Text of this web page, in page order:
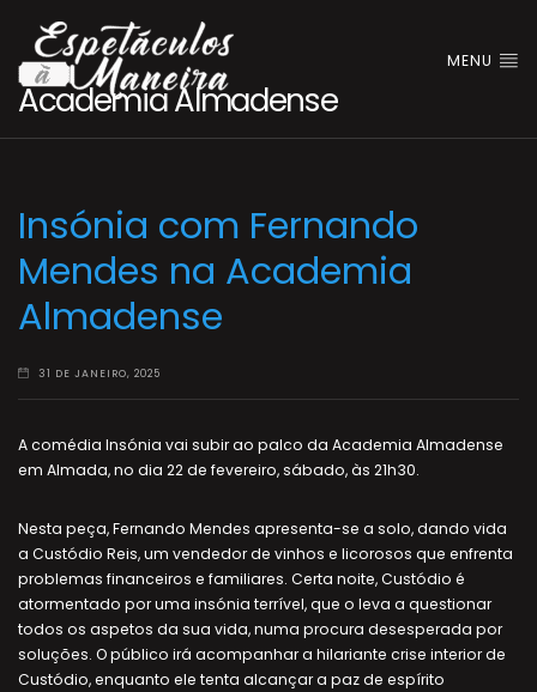
MENU
Academia Almadense
Insónia com Fernando
Mendes na Academia
Almadense
31 DE JANEIRO, 2025
A comédia Insónia vai subir ao palco da Academia Almadense
em Almada, no dia 22 de fevereiro, sábado, às 21h30.
Nesta peça, Fernando Mendes apresenta-se a solo, dando vida
a Custódio Reis, um vendedor de vinhos e licorosos que enfrenta
problemas financeiros e familiares. Certa noite, Custódio é
atormentado por uma insónia terrível, que o leva a questionar
todos os aspetos da sua vida, numa procura desesperada por
soluções. O público irá acompanhar a hilariante crise interior de
Custódio, enquanto ele tenta alcançar a paz de espírito